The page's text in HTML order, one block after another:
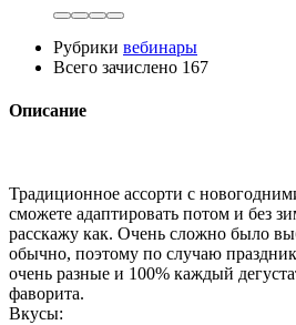
Рубрики вебинары
Всего зачислено 167
Описание
Традиционное ассорти с
сможете адаптировать потом и без
расскажу как. Очень сложно было
обычно, поэтому по случаю
очень разные и 100% каждый
фаворита.
Вкусы: